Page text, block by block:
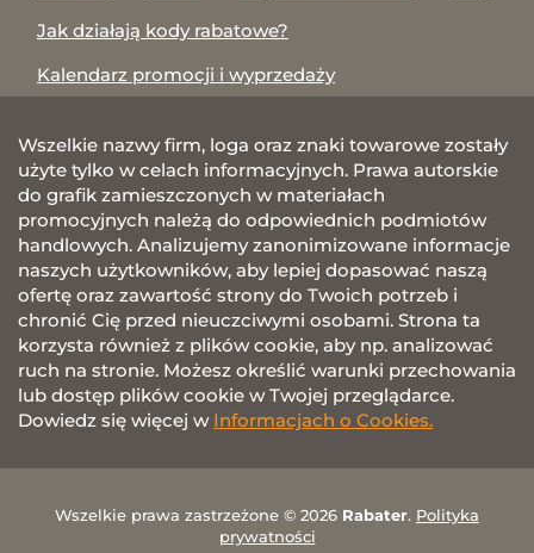
Jak działają kody rabatowe?
Kalendarz promocji i wyprzedaży
Wszelkie nazwy firm, loga oraz znaki towarowe zostały
użyte tylko w celach informacyjnych. Prawa autorskie
do grafik zamieszczonych w materiałach
promocyjnych należą do odpowiednich podmiotów
handlowych. Analizujemy zanonimizowane informacje
naszych użytkowników, aby lepiej dopasować naszą
ofertę oraz zawartość strony do Twoich potrzeb i
chronić Cię przed nieuczciwymi osobami. Strona ta
korzysta również z plików cookie, aby np. analizować
ruch na stronie. Możesz określić warunki przechowania
lub dostęp plików cookie w Twojej przeglądarce.
Dowiedz się więcej w Informacjach o Cookies.
Wszelkie prawa zastrzeżone © 2026 Rabater. Polityka
prywatności